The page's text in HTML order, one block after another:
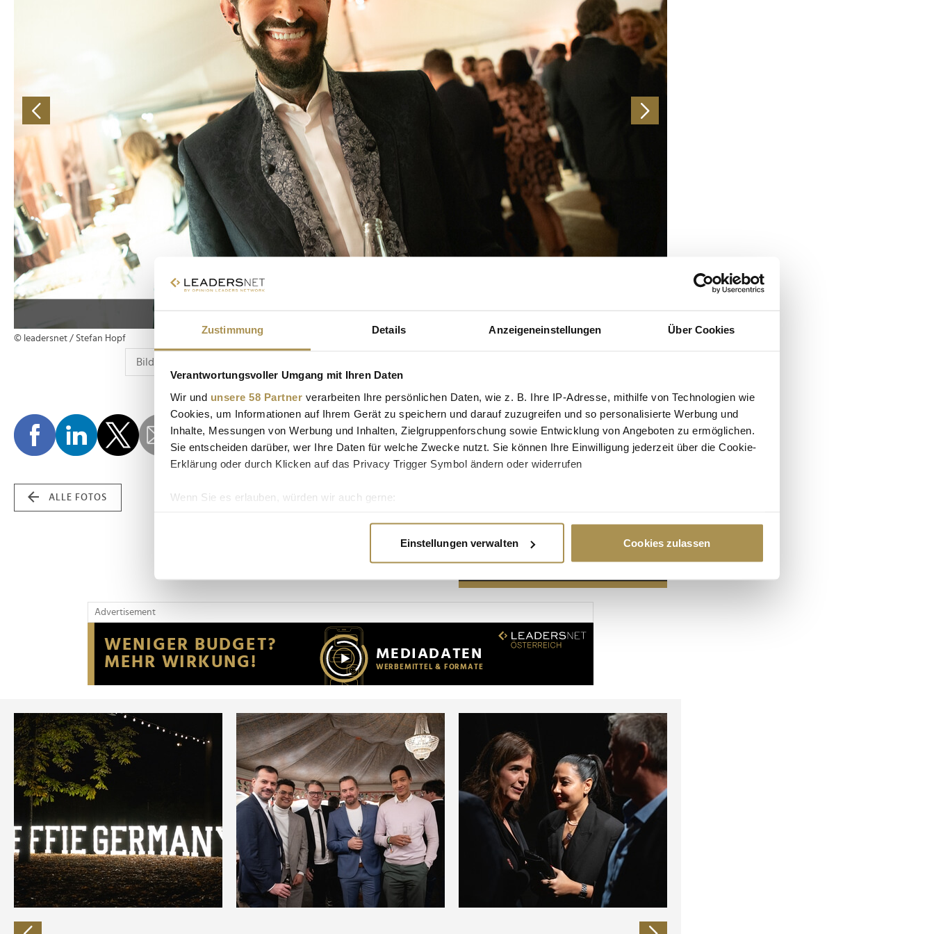
Zustimmung Details Anzeigeneinstellungen Über Cookies
Verantwortungsvoller Umgang mit Ihren Daten
Wir und unsere 58 Partner verarbeiten Ihre persönlichen Daten, wie z. B. Ihre IP-Adresse, mithilfe von Technologien wie
Cookies, um Informationen auf Ihrem Gerät zu speichern und darauf zuzugreifen und so personalisierte Werbung und
Inhalte, Messungen von Werbung und Inhalten, Zielgruppenforschung sowie Entwicklung von Angeboten zu ermöglichen.
Sie entscheiden darüber, wer Ihre Daten für welche Zwecke nutzt. Sie können Ihre Einwilligung jederzeit über die Cookie-
Erklärung oder durch Klicken auf das Privacy Trigger Symbol ändern oder widerrufen
Wenn Sie es erlauben, würden wir auch gerne:
Erfahren Sie mehr darüber, wie Ihre persönlichen Daten verarbeitet werden, und legen Sie Ihre Präferenzen im
Wir verwenden Cookies, um Inhalte und Anzeigen zu personalisieren, Funktionen für soziale Medien anbieten zu können
Website an unsere Partner für soziale Medien, Werbung und Analysen weiter. Unsere Partner führen diese Informationen
möglicherweise mit weiteren Daten zusammen, die Sie ihnen bereitgestellt haben oder die sie im Rahmen Ihrer Nutzung
der Dienste gesammelt haben.
Einstellungen verwalten Cookies zulassen
© leadersnet / Stefan Hopf
ALLE FOTOS
Advertisement
Advertisement